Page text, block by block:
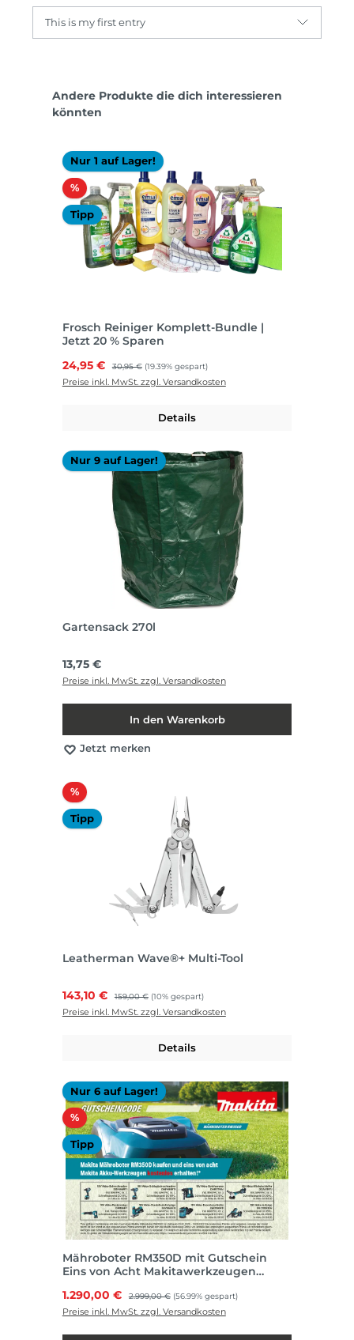
This is my first entry
Produktgalerie überspringen
Andere Produkte die dich interessieren
könnten
Nur 1 auf Lager!
%Rabatt
Tipp
Frosch Reiniger Komplett-Bundle |
Jetzt 20 % Sparen
Verkaufspreis:
24,95 € Regulärer Preis:
30,95 € (19.39% gespart)
Preise inkl. MwSt. zzgl. Versandkosten
Details
Nur 9 auf Lager!
Gartensack 270l
Regulärer Preis:
13,75 €
Preise inkl. MwSt. zzgl. Versandkosten
In den Warenkorb
Jetzt merken
%Rabatt
Tipp
Leatherman Wave®+ Multi-Tool
Verkaufspreis:
143,10 € Regulärer Preis:
159,00 € (10% gespart)
Preise inkl. MwSt. zzgl. Versandkosten
Details
Nur 6 auf Lager!
%Rabatt
Tipp
Mähroboter RM350D mit Gutschein
Eins von Acht Makitawerkzeugen
Verkaufspreis:
1.290,00 € Regulärer Preis:
2.999,00 € (56.99% gespart)
Preise inkl. MwSt. zzgl. Versandkosten